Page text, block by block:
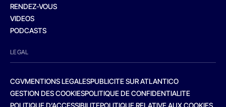
RENDEZ-VOUS
VIDEOS
PODCASTS
LEGAL
CGVMENTIONS LEGALESPUBLICITE SUR ATLANTICO
GESTION DES COOKIESPOLITIQUE DE CONFIDENTIALITE
POLITIQUE D’ACCESSIBILITEPOLITIQUE RELATIVE AUX COOKIES